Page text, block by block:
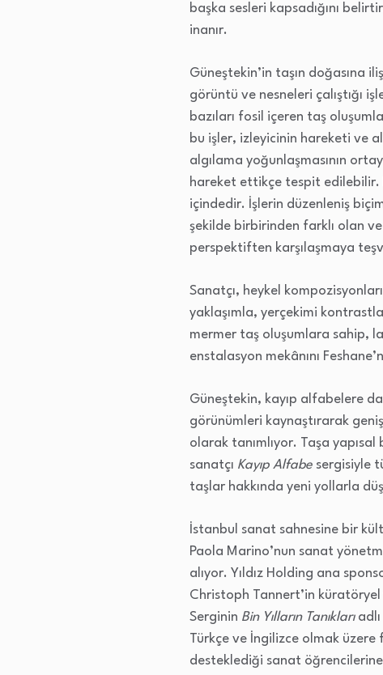
başka sesleri kapsadığını
inanır.
Güneştekin’in taşın doğasına
görüntü ve nesneleri çalıştığı
bazıları fosil içeren taş
bu işler, izleyicinin hareketi ve
algılama yoğunlaşmasının
hareket ettikçe tespit edilebilir.
içindedir. İşlerin düzenleniş
şekilde birbirinden farklı olan
perspektiften karşılaşmaya
Sanatçı, heykel
yaklaşımla, yerçekimi
mermer taş oluşumlara sahip,
enstalasyon mekânını
Güneştekin, kayıp alfabelere
görünümleri kaynaştırarak
olarak tanımlıyor. Taşa
sanatçı Kayıp Alfabe sergisiyle
taşlar hakkında yeni yollarla
İstanbul sanat sahnesine bir
Paola Marino’nun sanat
alıyor. Yıldız Holding ana
Christoph Tannert’in küratöryel
Serginin Bin Yılların Tanıklarıadlı
Türkçe ve İngilizce olmak üzere
desteklediği sanat